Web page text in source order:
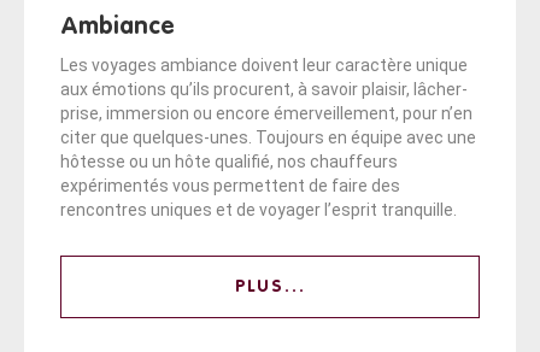
Ambiance
Les voyages ambiance doivent leur caractère unique
aux émotions qu’ils procurent, à savoir plaisir, lâcher-
prise, immersion ou encore émerveillement, pour n’en
citer que quelques-unes. Toujours en équipe avec une
hôtesse ou un hôte qualifié, nos chauffeurs
expérimentés vous permettent de faire des
rencontres uniques et de voyager l’esprit tranquille.
PLUS...